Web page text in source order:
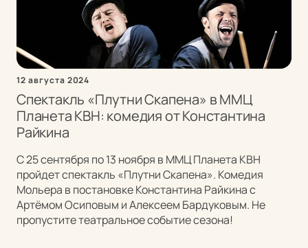
12 августа 2024
Спектакль «Плутни Скапена» в ММЦ
Планета КВН: комедия от Константина
Райкина
С 25 сентября по 13 ноября в ММЦ Планета КВН
пройдет спектакль «Плутни Скапена». Комедия
Мольера в постановке Константина Райкина с
Артёмом Осиповым и Алексеем Бардуковым. Не
пропустите театральное событие сезона!